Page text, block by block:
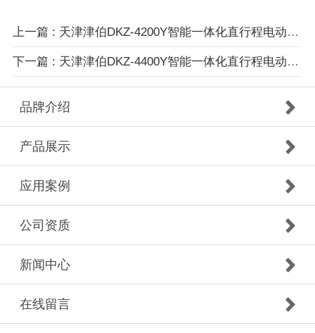
上一篇 : 天津津伯DKZ-4200Y智能一体化直行程电动执行机构
下一篇 : 天津津伯DKZ-4400Y智能一体化直行程电动执行机构
品牌介绍
产品展示
应用案例
公司资质
新闻中心
在线留言